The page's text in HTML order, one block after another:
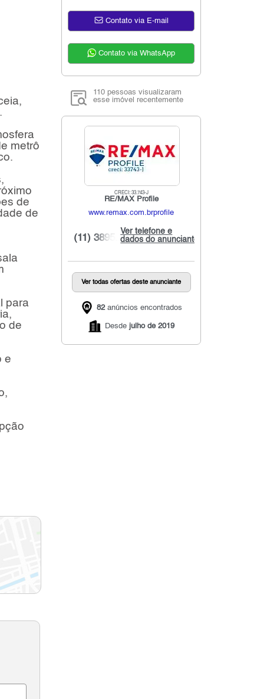
metrô
de
de
para
de
e
Contato via E-mail
Contato via WhatsApp
110 pessoas visualizaram
esse imóvel recentemente
CRECI: 33.743-J
RE/MAX Profile
www.remax.com.brprofile
Ver telefone e
dados do anunciante
(11) 3895...
Ver todas ofertas deste anunciante
82anúncios encontrados
Desde julho de 2019